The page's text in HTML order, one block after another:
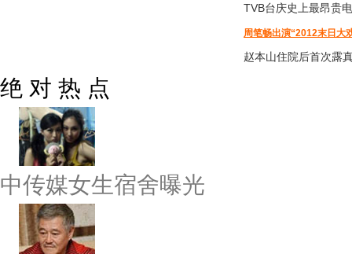
TVB台庆史上最昂贵
周笔畅出演“2012末日大
赵本山住院后首次露
绝 对 热 点
中传媒女生宿舍曝光